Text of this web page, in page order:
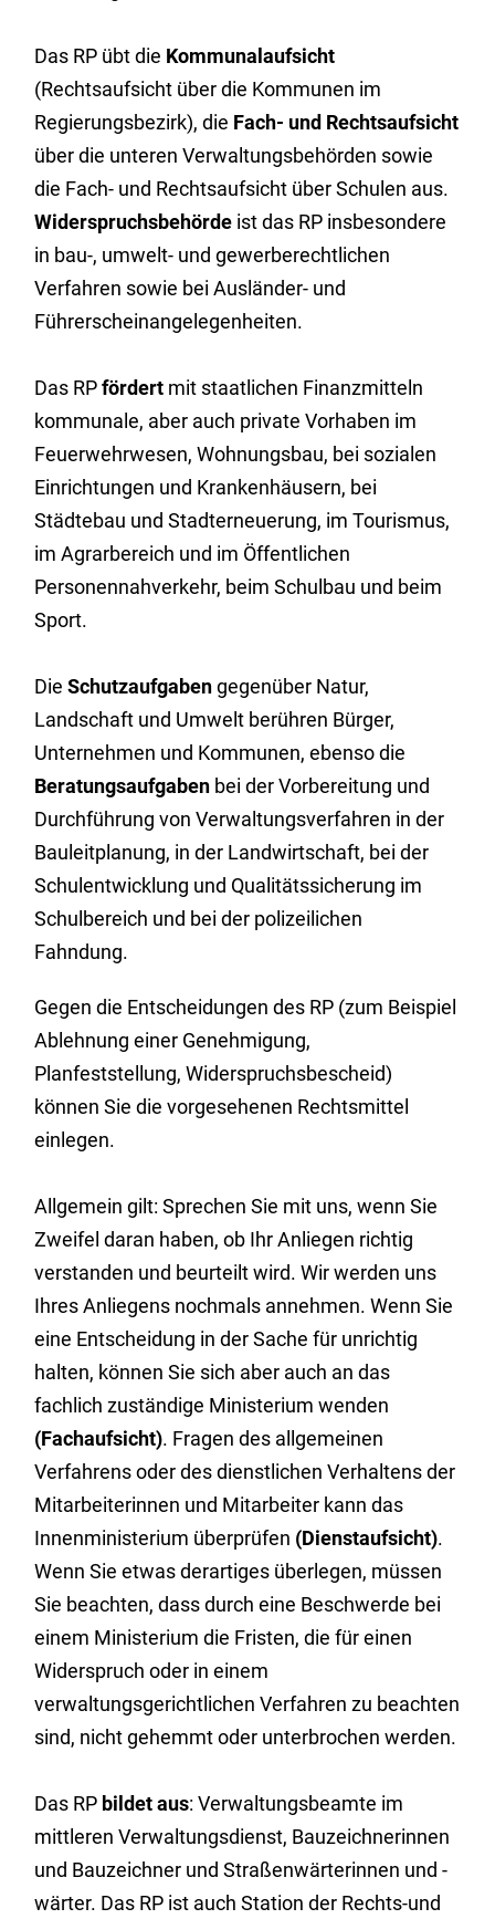
Das RP übt die Kommunalaufsicht
(Rechtsaufsicht über die Kommunen im
Regierungsbezirk), die Fach- und Rechtsaufsicht
über die unteren Verwaltungsbehörden sowie
die Fach- und Rechtsaufsicht über Schulen aus.
Widerspruchsbehörde ist das RP insbesondere
in bau-, umwelt- und gewerberechtlichen
Verfahren sowie bei Ausländer- und
Führerscheinangelegenheiten.
Das RPfördert mit staatlichen Finanzmitteln
kommunale, aber auch private Vorhaben im
Feuerwehrwesen, Wohnungsbau, bei sozialen
Einrichtungen und Krankenhäusern, bei
Städtebau und Stadterneuerung, im Tourismus,
im Agrarbereich und im Öffentlichen
Personennahverkehr, beim Schulbau und beim
Sport.
DieSchutzaufgabengegenüber Natur,
Landschaft und Umwelt berühren Bürger,
Unternehmen und Kommunen, ebenso die
Beratungsaufgaben bei der Vorbereitung und
Durchführung von Verwaltungsverfahren in der
Bauleitplanung, in der Landwirtschaft, bei der
Schulentwicklung und Qualitätssicherung im
Schulbereich und bei der polizeilichen
Fahndung.
Gegen die Entscheidungen des RP (zum Beispiel
Ablehnung einer Genehmigung,
Planfeststellung, Widerspruchsbescheid)
können Sie die vorgesehenen Rechtsmittel
einlegen.
Allgemein gilt: Sprechen Sie mit uns, wenn Sie
Zweifel daran haben, ob Ihr Anliegen richtig
verstanden und beurteilt wird. Wir werden uns
Ihres Anliegens nochmals annehmen. Wenn Sie
eine Entscheidung in der Sache für unrichtig
halten, können Sie sich aber auch an das
fachlich zuständige Ministerium wenden
(Fachaufsicht). Fragen des allgemeinen
Verfahrens oder des dienstlichen Verhaltens der
Mitarbeiterinnen und Mitarbeiter kann das
Innenministerium überprüfen (Dienstaufsicht).
Wenn Sie etwas derartiges überlegen, müssen
Sie beachten, dass durch eine Beschwerde bei
einem Ministerium die Fristen, die für einen
Widerspruch oder in einem
verwaltungsgerichtlichen Verfahren zu beachten
sind, nicht gehemmt oder unterbrochen werden.
Das RP bildet aus: Verwaltungsbeamte im
mittleren Verwaltungsdienst, Bauzeichnerinnen
und Bauzeichner und Straßenwärterinnen und -
wärter. Das RP ist auch Station der Rechts-und